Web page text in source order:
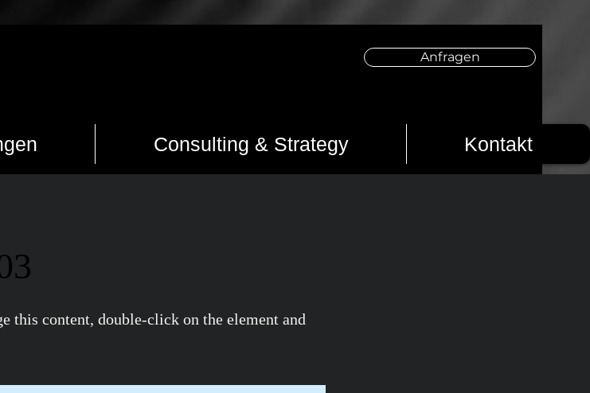
Anfragen
Consulting & Strategy Kontakt
this content, double-click on the element and